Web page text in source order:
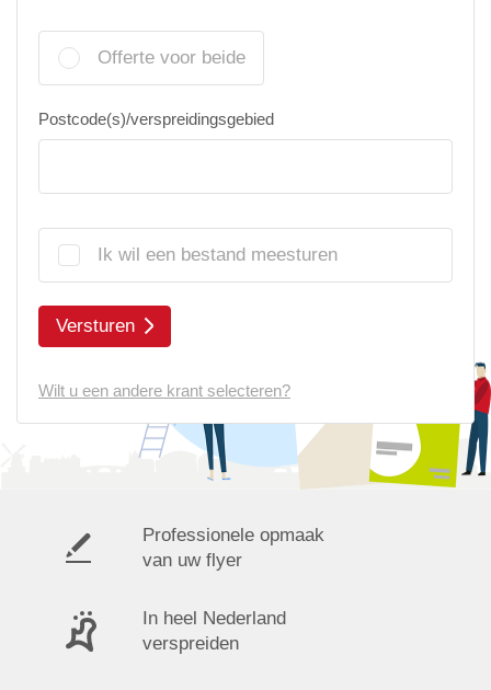
Offerte voor beide
Postcode(s)/verspreidingsgebied
Ik wil een bestand meesturen
Versturen
Wilt u een andere krant selecteren?
Professionele opmaak
van uw flyer
In heel Nederland
verspreiden